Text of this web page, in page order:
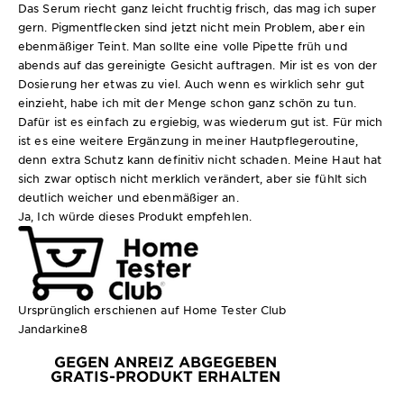
Das Serum riecht ganz leicht fruchtig frisch, das mag ich super
gern. Pigmentflecken sind jetzt nicht mein Problem, aber ein
ebenmäßiger Teint. Man sollte eine volle Pipette früh und
abends auf das gereinigte Gesicht auftragen. Mir ist es von der
Dosierung her etwas zu viel. Auch wenn es wirklich sehr gut
einzieht, habe ich mit der Menge schon ganz schön zu tun.
Dafür ist es einfach zu ergiebig, was wiederum gut ist. Für mich
ist es eine weitere Ergänzung in meiner Hautpflegeroutine,
denn extra Schutz kann definitiv nicht schaden. Meine Haut hat
sich zwar optisch nicht merklich verändert, aber sie fühlt sich
deutlich weicher und ebenmäßiger an.
Ja, Ich würde dieses Produkt empfehlen.
Ursprünglich erschienen auf Home Tester Club
Jandarkine8
GEGEN ANREIZ ABGEGEBEN
GRATIS-PRODUKT ERHALTEN